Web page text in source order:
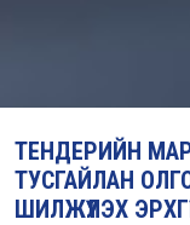
ТЕНДЕРИЙН
ТУСГАЙЛАН
ШИЛЖҮҮЛЭХ